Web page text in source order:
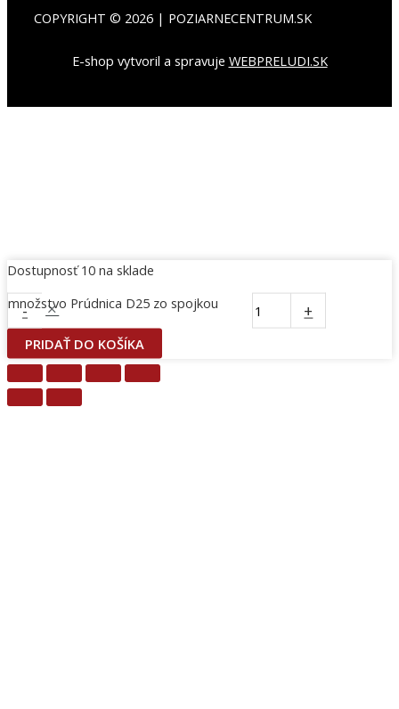
COPYRIGHT © 2026 | POZIARNECENTRUM.SK
E-shop vytvoril a spravuje WEBPRELUDI.SK
Dostupnosť 10 na sklade
-
množstvo Prúdnica D25 zo spojkou +
PRIDAŤ DO KOŠÍKA